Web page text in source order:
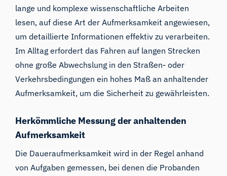
lange und komplexe wissenschaftliche Arbeiten
lesen, auf diese Art der Aufmerksamkeit angewiesen,
um detaillierte Informationen effektiv zu verarbeiten.
Im Alltag erfordert das Fahren auf langen Strecken
ohne große Abwechslung in den Straßen- oder
Verkehrsbedingungen ein hohes Maß an anhaltender
Aufmerksamkeit, um die Sicherheit zu gewährleisten.
Herkömmliche Messung der anhaltenden
Aufmerksamkeit
Die Daueraufmerksamkeit wird in der Regel anhand
von Aufgaben gemessen, bei denen die Probanden